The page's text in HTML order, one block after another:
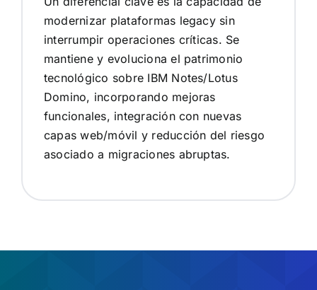
modernizar plataformas legacy sin
interrumpir operaciones críticas. Se
mantiene y evoluciona el patrimonio
tecnológico sobre IBM Notes/Lotus
Domino, incorporando mejoras
funcionales, integración con nuevas
capas web/móvil y reducción del riesgo
asociado a migraciones abruptas.